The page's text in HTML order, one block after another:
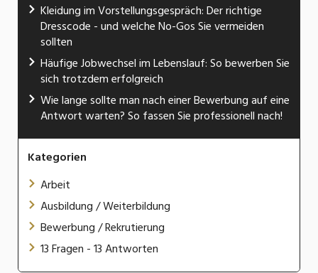
Kleidung im Vorstellungsgespräch: Der richtige
Dresscode - und welche No-Gos Sie vermeiden
sollten
Häufige Jobwechsel im Lebenslauf: So bewerben Sie
sich trotzdem erfolgreich
Wie lange sollte man nach einer Bewerbung auf eine
Antwort warten? So fassen Sie professionell nach!
Kategorien
Arbeit
Ausbildung / Weiterbildung
Bewerbung / Rekrutierung
13 Fragen - 13 Antworten